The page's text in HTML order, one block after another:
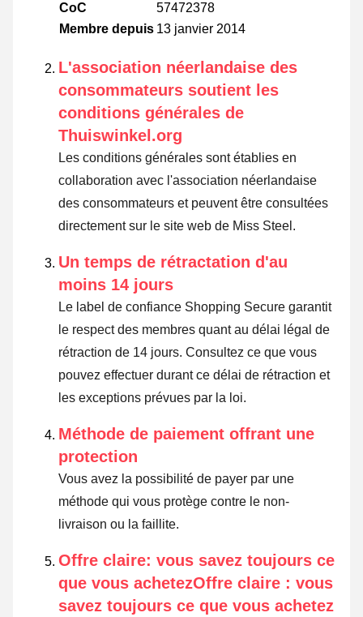
CoC
57472378
Membre depuis 13 janvier 2014
L'association néerlandaise des
consommateurs soutient les
conditions générales de
Thuiswinkel.org
Les conditions générales sont établies en
collaboration avec l'association néerlandaise
des consommateurs et peuvent être consultées
directement sur le site web de Miss Steel.
Un temps de rétractation d'au
moins 14 jours
Le label de confiance Shopping Secure garantit
le respect des membres quant au délai légal de
rétraction de 14 jours. Consultez ce que vous
pouvez effectuer durant ce délai de rétraction et
les exceptions prévues par la loi.
Méthode de paiement offrant une
protection
Vous avez la possibilité de payer par une
méthode qui vous protège contre le non-
livraison ou la faillite.
Offre claire: vous savez toujours ce
que vous achetezOffre claire : vous
savez toujours ce que vous achetez